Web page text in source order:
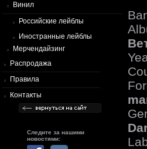
Винил
Российские лейблы
Иностранные лейблы
Мерчендайзинг
Распродажа
Правила
Контакты
Следите за нашими
новостями: